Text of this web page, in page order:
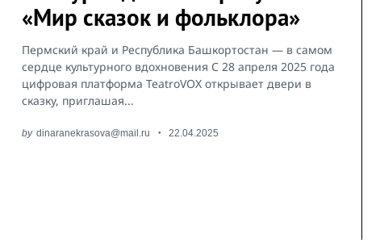
«Мир сказок и фольклора»
Пермский край и Республика Башкортостан — в самом
сердце культурного вдохновения С 28 апреля 2025 года
цифровая платформа TeatroVOX открывает двери в
сказку, приглашая...
by dinaranekrasova@mail.ru 22.04.2025